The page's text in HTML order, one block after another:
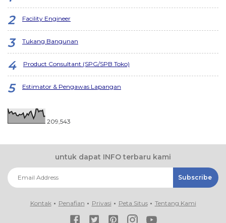
Facility Engineer
Tukang Bangunan
Product Consultant (SPG/SPB Toko)
Estimator & Pengawas Lapangan
209,543
untuk dapat INFO terbaru kami
Kontak Penafian Privasi Peta Situs Tentang Kami